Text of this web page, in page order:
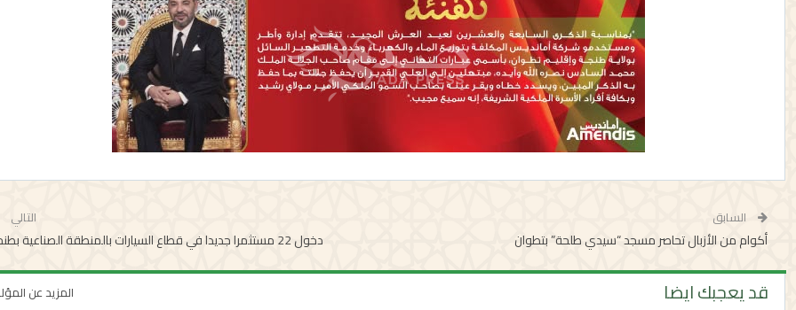
السابق
أكوام من الأزبال تحاصر مسجد “سيدي طلحة” بتطوان
التالي
دخول 22 مستثمرا جديدا في قطاع السيارات بالمنطقة الصناعية بطنجة
قد يعجبك ايضا المزيد عن